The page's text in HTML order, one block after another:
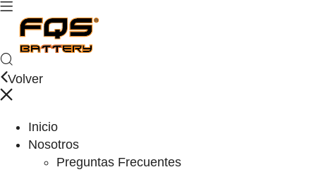
Volver
Inicio
Nosotros
Preguntas Frecuentes